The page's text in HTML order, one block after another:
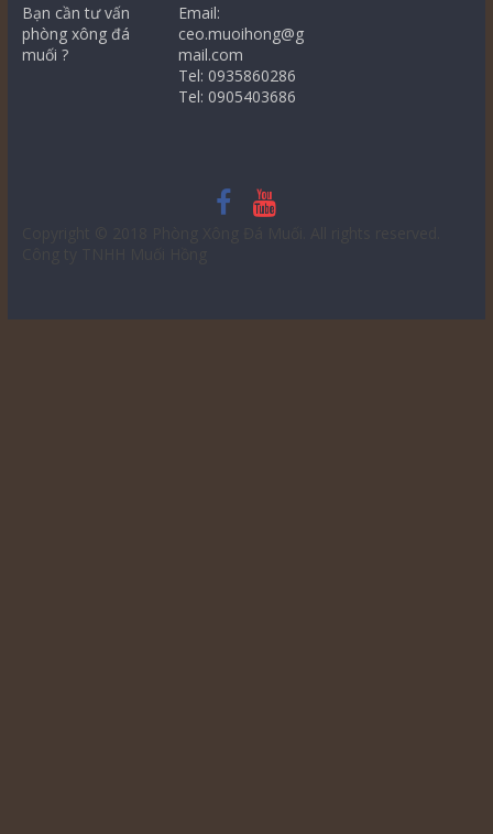
Bạn cần tư vấn
phòng xông đá
muối ?
Email:
ceo.muoihong@g
mail.com
Tel: 0935860286
Tel: 0905403686